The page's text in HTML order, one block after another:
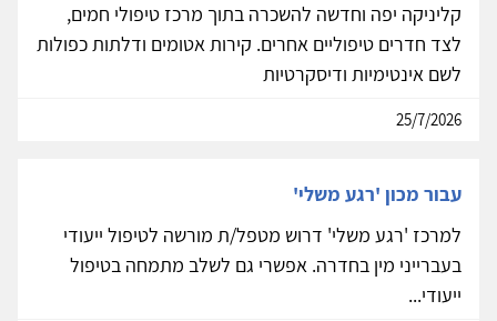
קליניקה יפה וחדשה להשכרה בתוך מרכז טיפולי חמים,
לצד חדרים טיפוליים אחרים. קירות אטומים ודלתות כפולות
לשם אינטימיות ודיסקרטיות
25/7/2026
עבור מכון 'רגע משלי'
למרכז 'רגע משלי' דרוש מטפל/ת מורשה לטיפול ייעודי
בעברייני מין בחדרה. אפשרי גם לשלב מתמחה בטיפול
ייעודי...